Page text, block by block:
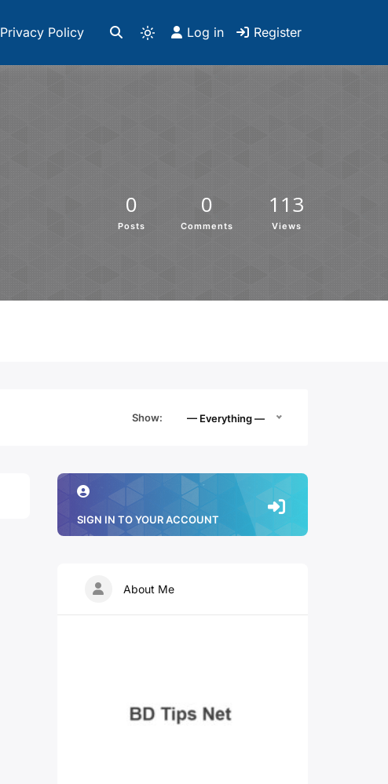
Privacy Policy Log in Register
0
Posts
0
Comments
113
Views
Show: — Everything —
SIGN IN TO YOUR ACCOUNT
About Me